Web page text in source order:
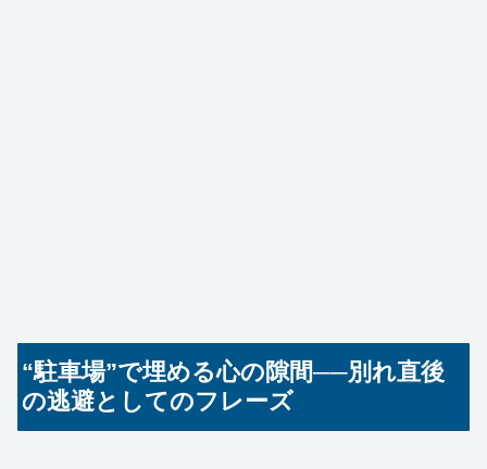
“駐車場”で埋める心の隙間──別れ直後
の逃避としてのフレーズ